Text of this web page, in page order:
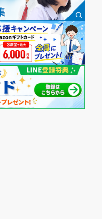
ができましたし、進路
きた。
とはなく集中して勉強で
うが逆にききやすいので
パーも、近い為明るく、安
るが、ほとんど車が通ら
外のコミュニケーション等)
気さくに話しが、でき